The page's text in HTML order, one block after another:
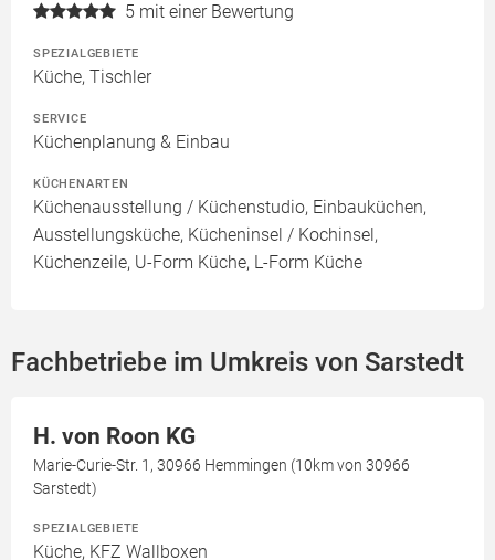
5 mit einer Bewertung
SPEZIALGEBIETE
Küche, Tischler
SERVICE
Küchenplanung & Einbau
KÜCHENARTEN
Küchenausstellung / Küchenstudio, Einbauküchen,
Ausstellungsküche, Kücheninsel / Kochinsel,
Küchenzeile, U-Form Küche, L-Form Küche
Fachbetriebe im Umkreis von Sarstedt
H. von Roon KG
Marie-Curie-Str. 1, 30966 Hemmingen (10km von 30966
Sarstedt)
SPEZIALGEBIETE
Küche, KFZ Wallboxen